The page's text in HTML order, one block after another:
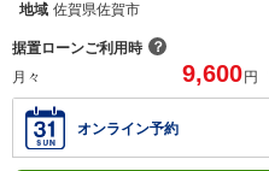
地域 佐賀県佐賀市
据置ローンご利用時 ？
月々
9,600 円
オンライン予約